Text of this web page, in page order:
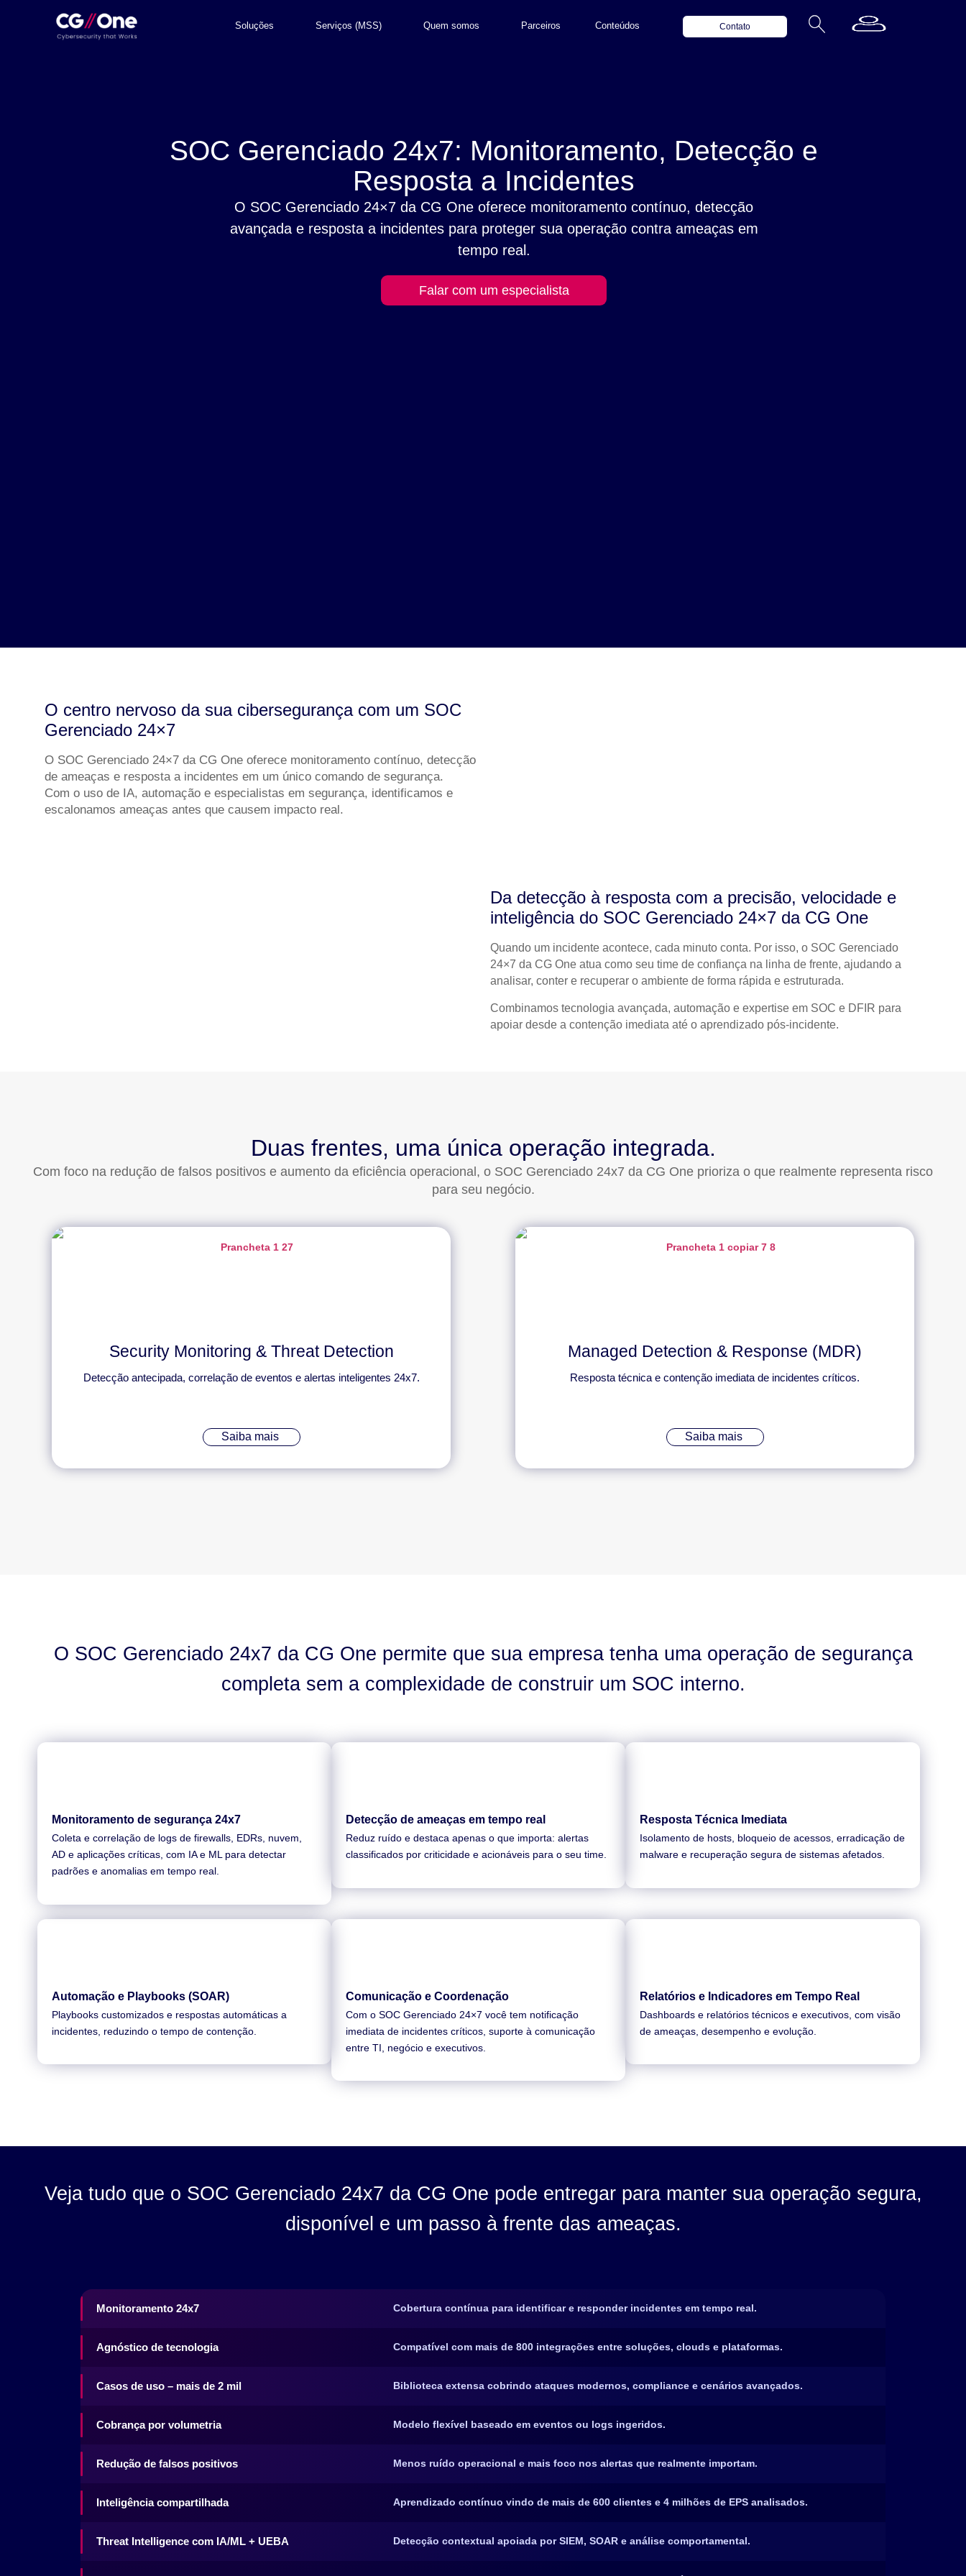
Soluções Serviços (MSS) Quem somos Parceiros Conteúdos Contato
SOC Gerenciado 24x7: Monitoramento, Detecção e
Resposta a Incidentes
O SOC Gerenciado 24×7 da CG One oferece monitoramento contínuo, detecção
avançada e resposta a incidentes para proteger sua operação contra ameaças em
tempo real.
Falar com um especialista
O centro nervoso da sua cibersegurança com um SOC
Gerenciado 24×7
O SOC Gerenciado 24×7 da CG One oferece monitoramento contínuo, detecção
de ameaças e resposta a incidentes em um único comando de segurança.
Com o uso de IA, automação e especialistas em segurança, identificamos e
escalonamos ameaças antes que causem impacto real.
Da detecção à resposta com a precisão, velocidade e
inteligência do SOC Gerenciado 24×7 da CG One
Quando um incidente acontece, cada minuto conta. Por isso, o SOC Gerenciado
24×7 da CG One atua como seu time de confiança na linha de frente, ajudando a
analisar, conter e recuperar o ambiente de forma rápida e estruturada.
Combinamos tecnologia avançada, automação e expertise em SOC e DFIR para
apoiar desde a contenção imediata até o aprendizado pós-incidente.
Duas frentes, uma única operação integrada.
Com foco na redução de falsos positivos e aumento da eficiência operacional, o SOC Gerenciado 24x7 da CG One prioriza o que realmente representa risco
para seu negócio.
Security Monitoring & Threat Detection
Detecção antecipada, correlação de eventos e alertas inteligentes 24x7.
Saiba mais
Managed Detection & Response (MDR)
Resposta técnica e contenção imediata de incidentes críticos.
Saiba mais
O SOC Gerenciado 24x7 da CG One permite que sua empresa tenha uma operação de segurança
completa sem a complexidade de construir um SOC interno.
Monitoramento de segurança 24x7
Coleta e correlação de logs de firewalls, EDRs, nuvem,
AD e aplicações críticas, com IA e ML para detectar
padrões e anomalias em tempo real.
Detecção de ameaças em tempo real
Reduz ruído e destaca apenas o que importa: alertas
classificados por criticidade e acionáveis para o seu time.
Resposta Técnica Imediata
Isolamento de hosts, bloqueio de acessos, erradicação de
malware e recuperação segura de sistemas afetados.
Automação e Playbooks (SOAR)
Playbooks customizados e respostas automáticas a
incidentes, reduzindo o tempo de contenção.
Comunicação e Coordenação
Com o SOC Gerenciado 24×7 você tem notificação
imediata de incidentes críticos, suporte à comunicação
entre TI, negócio e executivos.
Relatórios e Indicadores em Tempo Real
Dashboards e relatórios técnicos e executivos, com visão
de ameaças, desempenho e evolução.
Veja tudo que o SOC Gerenciado 24x7 da CG One pode entregar para manter sua operação segura,
disponível e um passo à frente das ameaças.
Monitoramento 24x7 Cobertura contínua para identificar e responder incidentes em tempo real.
Agnóstico de tecnologia Compatível com mais de 800 integrações entre soluções, clouds e plataformas.
Casos de uso – mais de 2 mil Biblioteca extensa cobrindo ataques modernos, compliance e cenários avançados.
Cobrança por volumetria Modelo flexível baseado em eventos ou logs ingeridos.
Redução de falsos positivos Menos ruído operacional e mais foco nos alertas que realmente importam.
Inteligência compartilhada Aprendizado contínuo vindo de mais de 600 clientes e 4 milhões de EPS analisados.
Threat Intelligence com IA/ML + UEBA Detecção contextual apoiada por SIEM, SOAR e análise comportamental.